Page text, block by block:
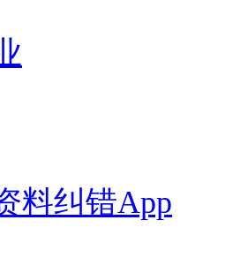
料纠错App